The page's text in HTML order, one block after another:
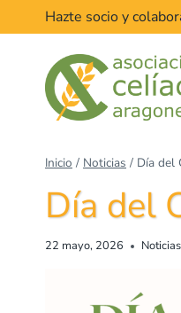
al
Hazte socio y
Inicio / Noticias / Día del
Día del
22 mayo, 2026 Noticias